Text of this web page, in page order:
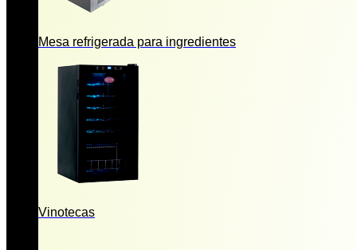
Mesa refrigerada para ingredientes
Vinotecas